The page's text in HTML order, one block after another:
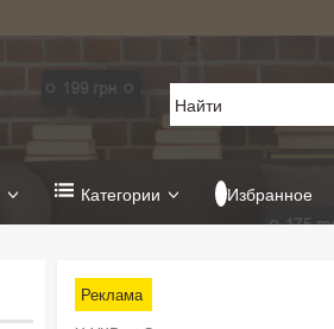
Категории Избранное
Реклама